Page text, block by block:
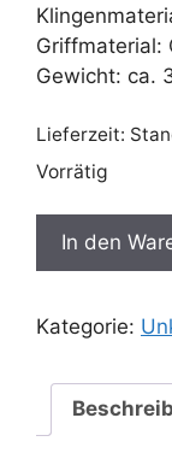
Griffmaterial:
Gewicht: ca.
Lieferzeit:
Vorrätig
Messer
einem
Carbonstahl
Menge
In den
Kategorie: